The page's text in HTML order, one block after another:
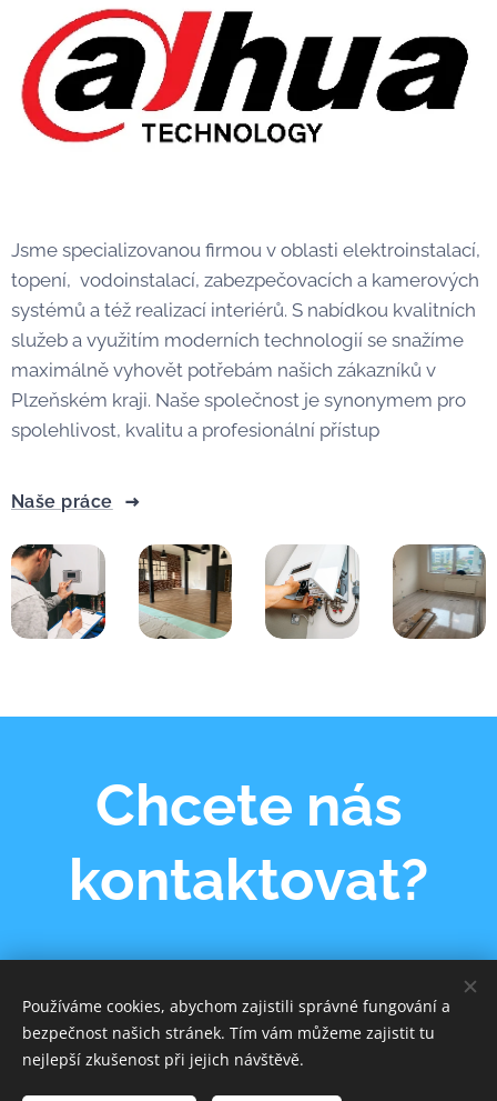
Jsme specializovanou firmou v oblasti elektroinstalací,
topení, vodoinstalací, zabezpečovacích a kamerových
systémů a též realizací interiérů. S nabídkou kvalitních
služeb a využitím moderních technologií se snažíme
maximálně vyhovět potřebám našich zákazníků v
Plzeňském kraji. Naše společnost je synonymem pro
spolehlivost, kvalitu a profesionální přístup
Naše práce
Chcete nás
kontaktovat?
Ozvěte se nám
Používáme cookies, abychom zajistili správné fungování a
bezpečnost našich stránek. Tím vám můžeme zajistit tu
nejlepší zkušenost při jejich návštěvě.